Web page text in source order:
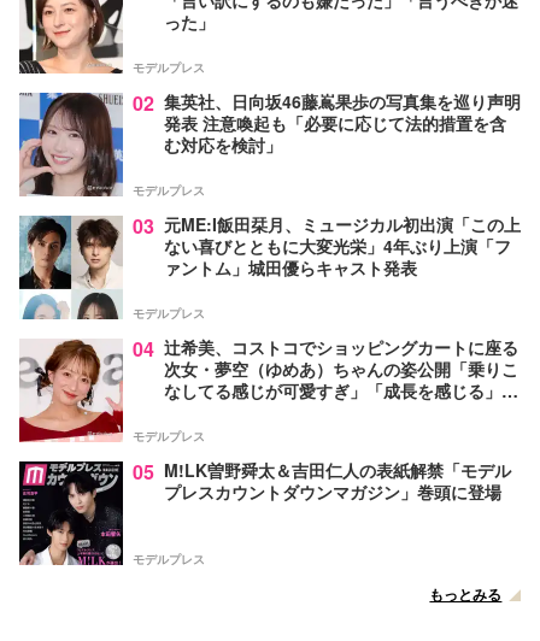
った」
モデルプレス
02 集英社、日向坂46藤嶌果歩の写真集を巡り声明
発表 注意喚起も「必要に応じて法的措置を含
む対応を検討」
モデルプレス
03 元ME:I飯田栞月、ミュージカル初出演「この上
ない喜びとともに大変光栄」4年ぶり上演「フ
ァントム」城田優らキャスト発表
モデルプレス
04 辻希美、コストコでショッピングカートに座る
次女・夢空（ゆめあ）ちゃんの姿公開「乗りこ
なしてる感じが可愛すぎ」「成長を感じる」の
モデルプレス
05 M!LK曽野舜太＆吉田仁人の表紙解禁「モデル
プレスカウントダウンマガジン」巻頭に登場
モデルプレス
もっとみる